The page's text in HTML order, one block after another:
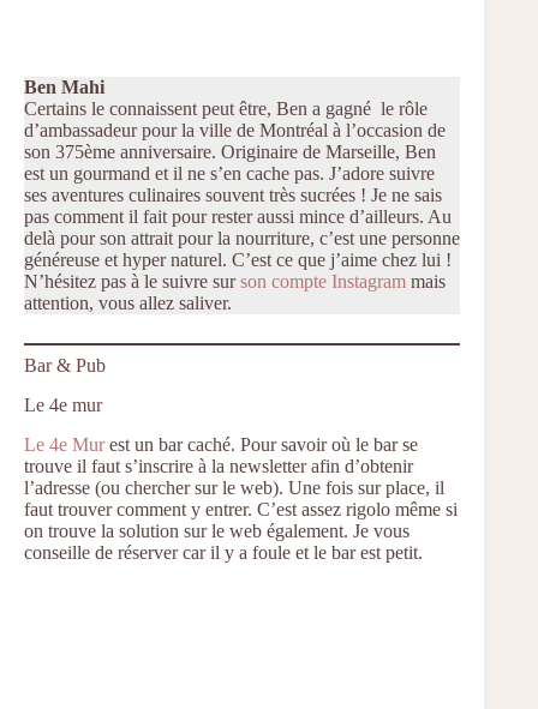
Ben Mahi
Certains le connaissent peut être, Ben a gagné le rôle
d’ambassadeur pour la ville de Montréal à l’occasion de
son 375ème anniversaire. Originaire de Marseille, Ben
est un gourmand et il ne s’en cache pas. J’adore suivre
ses aventures culinaires souvent très sucrées ! Je ne sais
pas comment il fait pour rester aussi mince d’ailleurs. Au
delà pour son attrait pour la nourriture, c’est une personne
généreuse et hyper naturel. C’est ce que j’aime chez lui !
N’hésitez pas à le suivre surson compte Instagram mais
attention, vous allez saliver.
Bar & Pub
Le 4e mur
Le 4e Murest un bar caché. Pour savoir où le bar se
trouve il faut s’inscrire à la newsletter afin d’obtenir
l’adresse (ou chercher sur le web). Une fois sur place, il
faut trouver comment y entrer. C’est assez rigolo même si
on trouve la solution sur le web également. Je vous
conseille de réserver car il y a foule et le bar est petit.